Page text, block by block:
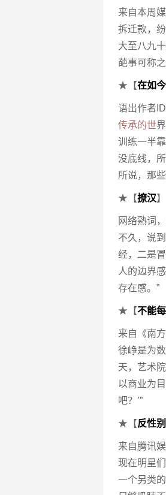
来自本周
拆迁款，
大至八九
葩事可称
★【在如
语出作者
传承的世
训练一半
没底线，
所说，那
★【撩汉】
网络熟词
不久，说
经，二是
人的边界
存在感。”
★【不能
来自《南
徐峥是为
天，艺术
以商业为
吧？’”
★【反性
来自腾讯
现在明星
一个另类